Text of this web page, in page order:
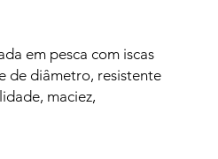
em pesca com iscas
de diâmetro, resistente
maciez,